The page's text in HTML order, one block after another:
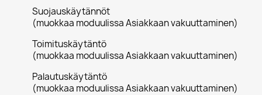
Suojauskäytännöt
(muokkaa moduulissa Asiakkaan vakuuttaminen)
Toimituskäytäntö
(muokkaa moduulissa Asiakkaan vakuuttaminen)
Palautuskäytäntö
(muokkaa moduulissa Asiakkaan vakuuttaminen)